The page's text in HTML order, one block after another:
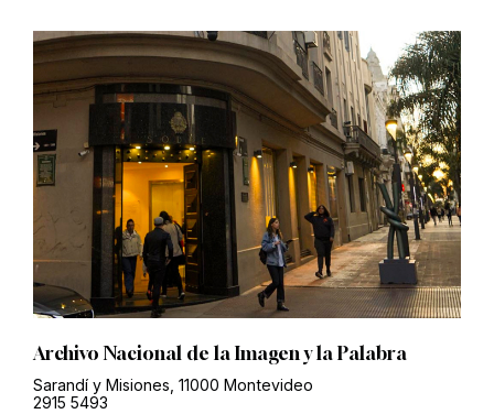
Archivo Nacional de la Imagen y la Palabra
Sarandí y Misiones, 11000 Montevideo
2915 5493